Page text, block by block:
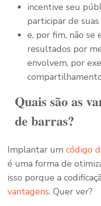
incentive seu
participar de
e, por fim, não se
resultados por
envolvem, por
Quais são as
de barras?
Implantar um código
é uma forma de
isso porque a
vantagens. Quer ver?